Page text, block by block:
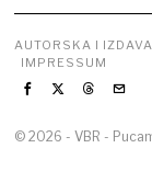
AUTORSKA I
IMPRESSUM
©2026 - VBR -